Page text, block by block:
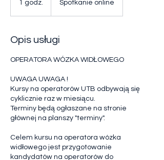
1 godz.
z
Spotkanie online
Opis usługi
OPERATORA WÓZKA WIDŁOWEGO
UWAGA UWAGA !
Kursy na operatorów UTB odbywają się
cyklicznie raz w miesiącu.
Terminy będą ogłaszane na stronie
głównej na planszy "terminy".
Celem kursu na operatora wózka
widłowego jest przygotowanie
kandydatów na operatorów do